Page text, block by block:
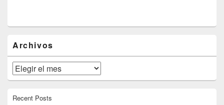
área
de
widget
barra
lateral
Archivos
Archivos
Recent Posts